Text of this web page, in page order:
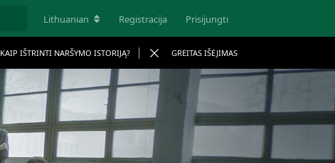
KAIP IŠTRINTI NARŠYMO ISTORIJĄ? GREITAS IŠĖJIMAS
Lithuanian Registracija Prisijungti